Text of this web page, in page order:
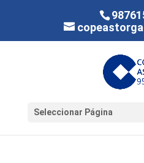
Seleccionar Página